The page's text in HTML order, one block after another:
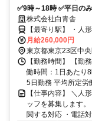
✅9時～18時 ✅平日の
株式会社白青舎
【最寄り駅】 ・人
月給260,000円
東京都東京23区中
【勤務時間】 【勤
働時間：1日あたり
5日勤務 平均所定労
【仕事内容】 ＼人
ッフを募集します
関する対応 ・電話